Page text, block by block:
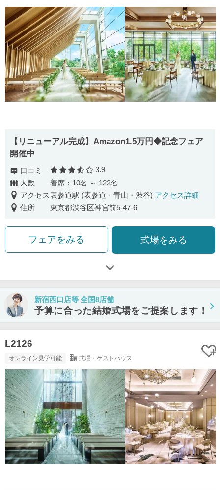
【リニューアル完成】Amazon1.5万円◆記念フェア
開催中
口コミ 口コミ評価
3.9
人数
着席：10名 ～ 122名
アクセス表参道駅 (表参道・青山・渋谷) アクセス詳細
住所
東京都渋谷区神宮前5-47-6
フェアをみる 式場をみる
新宿西口店等 全国8店舗
予算に合った結婚式場をご提案します！
L2126
オンライン見学可能 式場・ゲストハウス